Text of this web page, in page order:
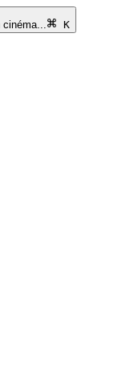
cinéma...
K